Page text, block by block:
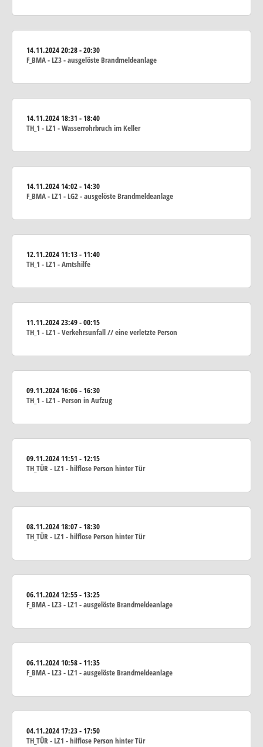
14.11.202420:28 - 20:30
F_BMA - LZ3 - ausgelöste Brandmeldeanlage
14.11.202418:31 - 18:40
TH_1 - LZ1 - Wasserrohrbruch im Keller
14.11.202414:02 - 14:30
F_BMA - LZ1 - LG2 - ausgelöste Brandmeldeanlage
12.11.202411:13 - 11:40
TH_1 - LZ1 - Amtshilfe
11.11.202423:49 - 00:15
TH_1 - LZ1 - Verkehrsunfall // eine verletzte Person
09.11.202416:06 - 16:30
TH_1 - LZ1 - Person in Aufzug
09.11.202411:51 - 12:15
TH_TÜR - LZ1 - hilflose Person hinter Tür
08.11.202418:07 - 18:30
TH_TÜR - LZ1 - hilflose Person hinter Tür
06.11.202412:55 - 13:25
F_BMA - LZ3 - LZ1 - ausgelöste Brandmeldeanlage
06.11.202410:58 - 11:35
F_BMA - LZ3 - LZ1 - ausgelöste Brandmeldeanlage
04.11.202417:23 - 17:50
TH_TÜR - LZ1 - hilflose Person hinter Tür